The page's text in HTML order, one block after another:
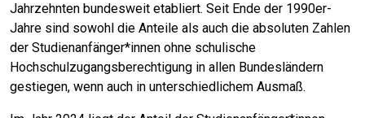
Jahrzehnten bundesweit etabliert. Seit Ende der 1990er-
Jahre sind sowohl die Anteile als auch die absoluten Zahlen
der Studienanfänger*innen ohne schulische
Hochschulzugangsberechtigung in allen Bundesländern
gestiegen, wenn auch in unterschiedlichem Ausmaß.